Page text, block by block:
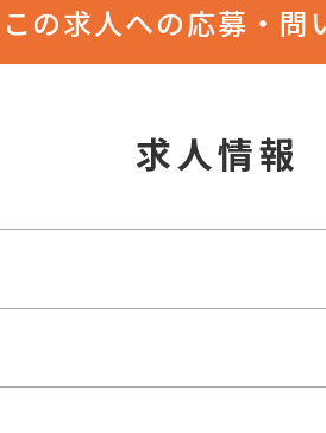
この求人への応募・問
求人情報